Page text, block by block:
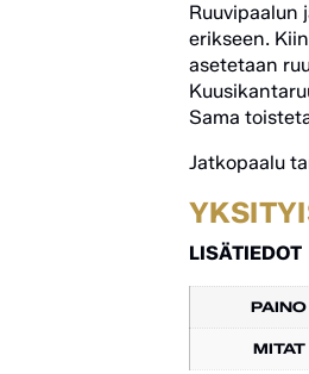
Ruuvipaalun
erikseen.
asetetaan
Sama
Jatkopaalu
LISÄTIEDOT
PAINO
MITAT